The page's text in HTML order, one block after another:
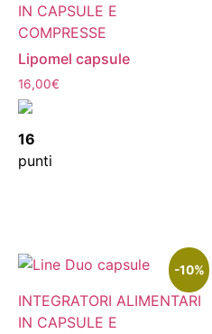
IN CAPSULE E
COMPRESSE
Lipomel capsule
16,00€
16
punti
-10%
INTEGRATORI ALIMENTARI
IN CAPSULE E